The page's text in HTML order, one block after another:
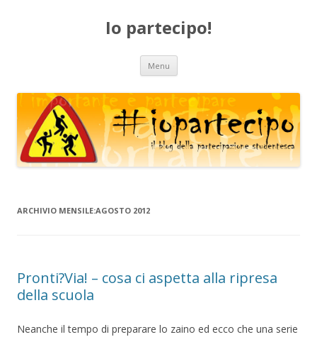
Io partecipo!
Menu Vai
contenuto
ARCHIVIO MENSILE:AGOSTO 2012
Pronti?Via! – cosa ci aspetta alla ripresa
della scuola
Neanche il tempo di preparare lo zaino ed ecco che una serie